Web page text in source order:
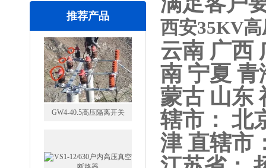
推荐产品
GW4-40.5高压隔离开关
西安35KV
云南 广西
南 宁夏 青
蒙古 山东
辖市： 北
津 直辖市